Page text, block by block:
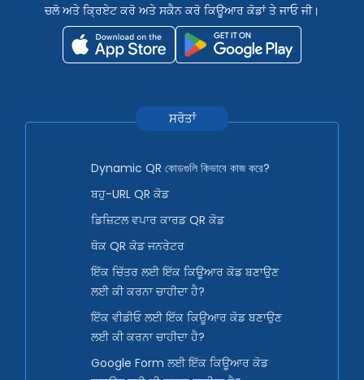
ਚਲੋ ਅਤੇ ਕ੍ਰਿਏਟ ਕਰੋ ਅਤੇ ਸਕੈਨ ਕਰੋ ਕਿਊਆਰ ਕੋਡਾਂ ਤੇ ਜਾਓ ਜੀ।
ਸਰੋਤਾਂ
Dynamic QR কোডগুলি কিভাবে কাজ করে?
ਬਹੁ-URL QR ਕੋਡ
ਡਿਜ਼ਿਟਲ ਵਪਾਰ ਕਾਰਡ QR ਕੋਡ
ਥੋਕ QR ਕੋਡ ਜਨਰੇਟਰ
ਇੱਕ ਚਿੱਤਰ ਲਈ ਇੱਕ ਕਿਊਆਰ ਕੋਡ ਬਣਾਉਣ
ਲਈ ਕੀ ਕਰਨਾ ਚਾਹੀਦਾ ਹੈ?
ਇੱਕ ਵੀਡੀਓ ਲਈ ਇੱਕ ਕਿਊਆਰ ਕੋਡ ਬਣਾਉਣ
ਲਈ ਕੀ ਕਰਨਾ ਚਾਹੀਦਾ ਹੈ?
Google Form ਲਈ ਇੱਕ ਕਿਊਆਰ ਕੋਡ